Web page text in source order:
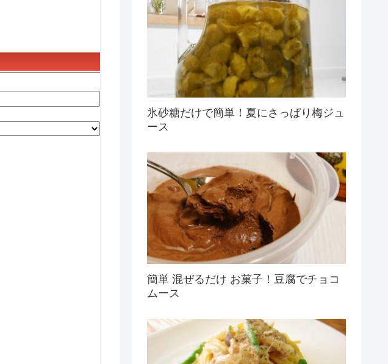
氷砂糖だけで簡単！夏にさっぱり梅ジュ
ース
簡単 混ぜるだけ お菓子！豆腐でチョコ
ムース